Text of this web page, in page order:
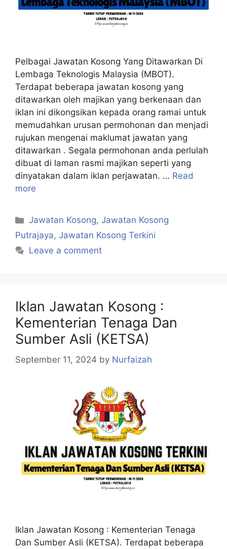
Pelbagai Jawatan Kosong Yang Ditawarkan Di
Lembaga Teknologis Malaysia (MBOT).
Terdapat beberapa jawatan kosong yang
ditawarkan oleh majikan yang berkenaan dan
iklan ini dikongsikan kepada orang ramai untuk
memudahkan urusan permohonan dan menjadi
rujukan mengenai maklumat jawatan yang
ditawarkan . Segala permohonan anda perlulah
dibuat di laman rasmi majikan seperti yang
dinyatakan dalam iklan perjawatan. … Read
more
Categories
Jawatan Kosong,Jawatan Kosong
Putrajaya, Jawatan Kosong Terkini
Leave a comment
Iklan Jawatan Kosong :
Kementerian Tenaga Dan
Sumber Asli (KETSA)
September 11, 2024 by Nurfaizah
Iklan Jawatan Kosong : Kementerian Tenaga
Dan Sumber Asli (KETSA). Terdapat beberapa